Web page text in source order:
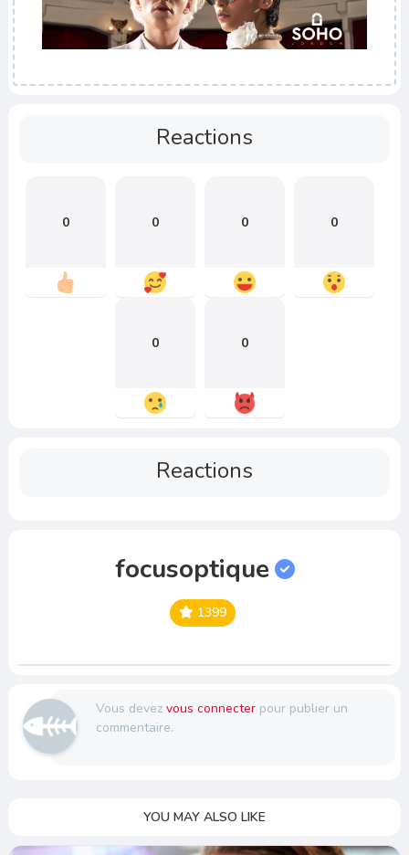
Reactions
0 0 0 0
0 0
Reactions
focusoptique
1399
Vous devez vous connecterpour publier un
commentaire.
YOU MAY ALSO LIKE